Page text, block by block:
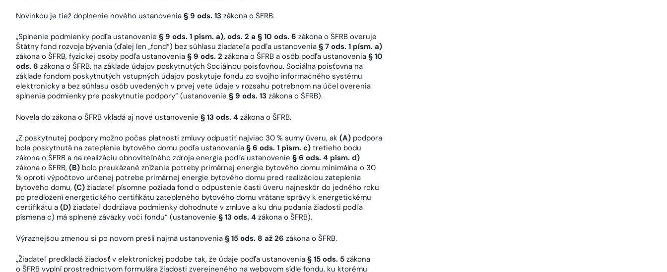
Novinkou je tiež doplnenie nového ustanovenia § 9 ods. 13 zákona o ŠFRB.
„Splnenie podmienky podľa ustanovenie § 9 ods. 1 písm. a), ods. 2 a § 10 ods. 6 zákona o ŠFRB overuje
Štátny fond rozvoja bývania (ďalej len „fond“) bez súhlasu žiadateľa podľa ustanovenia § 7 ods. 1 písm. a)
zákona o ŠFRB, fyzickej osoby podľa ustanovenia § 9 ods. 2 zákona o ŠFRB a osôb podľa ustanovenia § 10
ods. 6 zákona o ŠFRB, na základe údajov poskytnutých Sociálnou poisťovňou. Sociálna poisťovňa na
základe fondom poskytnutých vstupných údajov poskytuje fondu zo svojho informačného systému
elektronicky a bez súhlasu osôb uvedených v prvej vete údaje v rozsahu potrebnom na účel overenia
splnenia podmienky pre poskytnutie podpory“ (ustanovenie § 9 ods. 13 zákona o ŠFRB).
Novela do zákona o ŠFRB vkladá aj nové ustanovenie § 13 ods. 4 zákona o ŠFRB.
„Z poskytnutej podpory možno počas platnosti zmluvy odpustiť najviac 30 % sumy úveru, ak (A) podpora
bola poskytnutá na zateplenie bytového domu podľa ustanovenia § 6 ods. 1 písm. c) tretieho bodu
zákona o ŠFRB a na realizáciu obnoviteľného zdroja energie podľa ustanovenie § 6 ods. 4 písm. d)
zákona o ŠFRB, (B) bolo preukázané zníženie potreby primárnej energie bytového domu minimálne o 30
% oproti výpočtovo určenej potrebe primárnej energie bytového domu pred realizáciou zateplenia
bytového domu, (C) žiadateľ písomne požiada fond o odpustenie časti úveru najneskôr do jedného roku
po predložení energetického certifikátu zatepleného bytového domu vrátane správy k energetickému
certifikátu a (D) žiadateľ dodržiava podmienky dohodnuté v zmluve a ku dňu podania žiadosti podľa
písmena c) má splnené záväzky voči fondu“ (ustanovenie § 13 ods. 4 zákona o ŠFRB).
Výraznejšou zmenou si po novom prešli najmä ustanovenia § 15 ods. 8 až 26 zákona o ŠFRB.
„Žiadateľ predkladá žiadosť v elektronickej podobe tak, že údaje podľa ustanovenia § 15 ods. 5 zákona
o ŠFRB vyplní prostredníctvom formulára žiadosti zverejneného na webovom sídle fondu, ku ktorému